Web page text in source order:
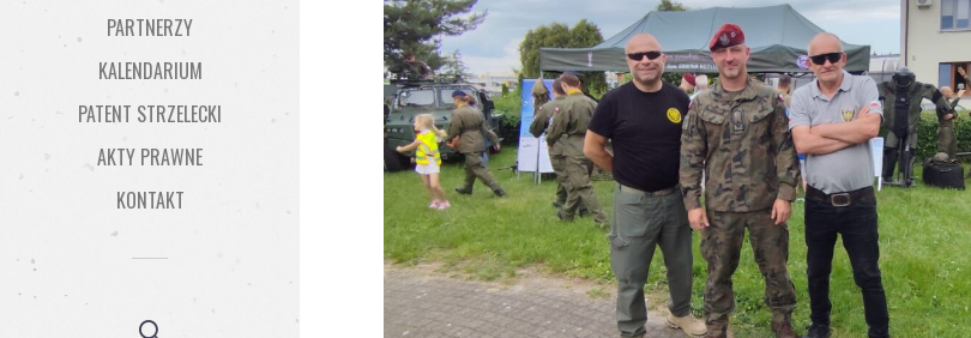
PARTNERZY
KALENDARIUM
PATENT STRZELECKI
AKTY PRAWNE
KONTAKT